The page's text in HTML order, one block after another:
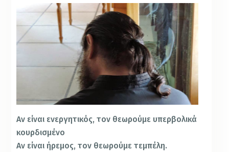
Αν είναι ενεργητικός, τον θεωρούμε υπερβολικά
κουρδισμένο
Αν είναι ήρεμος, τον θεωρούμε τεμπέλη.